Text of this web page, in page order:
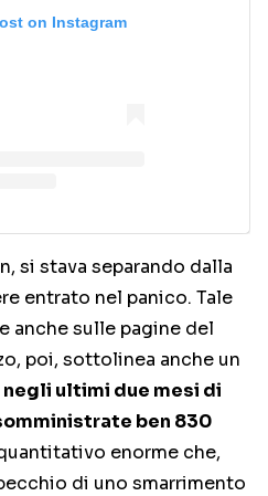
on Instagram
si stava separando dalla
entrato nel panico. Tale
anche sulle pagine del
poi, sottolinea anche un
negli ultimi due mesi di
ben 830
enorme che,
di uno smarrimento